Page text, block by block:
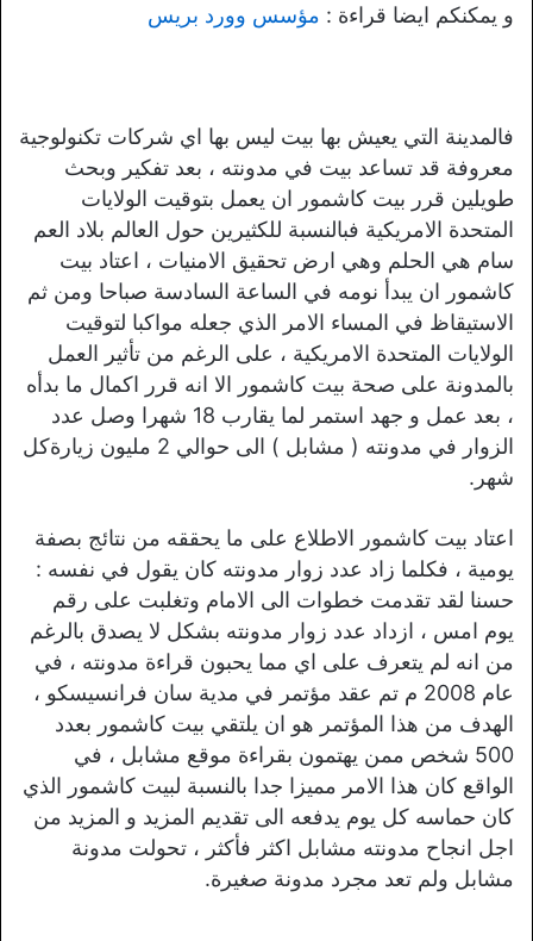
و يمكنكم ايضا قراءة : مؤسس وورد بريس
فالمدينة التي يعيش بها بيت ليس بها اي شركات تكنولوجية
معروفة قد تساعد بيت في مدونته ، بعد تفكير وبحث
طويلين قرر بيت كاشمور ان يعمل بتوقيت الولايات
المتحدة الامريكية فبالنسبة للكثيرين حول العالم بلاد العم
سام هي الحلم وهي ارض تحقيق الامنيات ، اعتاد بيت
كاشمور ان يبدأ نومه في الساعة السادسة صباحا ومن ثم
الاستيقاظ في المساء الامر الذي جعله مواكبا لتوقيت
الولايات المتحدة الامريكية ، على الرغم من تأثير العمل
بالمدونة على صحة بيت كاشمور الا انه قرر اكمال ما بدأه
، بعد عمل و جهد استمر لما يقارب 18 شهرا وصل عدد
الزوار في مدونته ( مشابل ) الى حوالي 2 مليون زيارةكل
شهر.
اعتاد بيت كاشمور الاطلاع على ما يحققه من نتائج بصفة
يومية ، فكلما زاد عدد زوار مدونته كان يقول في نفسه :
حسنا لقد تقدمت خطوات الى الامام وتغلبت على رقم
يوم امس ، ازداد عدد زوار مدونته بشكل لا يصدق بالرغم
من انه لم يتعرف على اي مما يحبون قراءة مدونته ، في
عام 2008 م تم عقد مؤتمر في مدية سان فرانسيسكو ،
الهدف من هذا المؤتمر هو ان يلتقي بيت كاشمور بعدد
500 شخص ممن يهتمون بقراءة موقع مشابل ، في
الواقع كان هذا الامر مميزا جدا بالنسبة لبيت كاشمور الذي
كان حماسه كل يوم يدفعه الى تقديم المزيد و المزيد من
اجل انجاح مدونته مشابل اكثر فأكثر ، تحولت مدونة
مشابل ولم تعد مجرد مدونة صغيرة.